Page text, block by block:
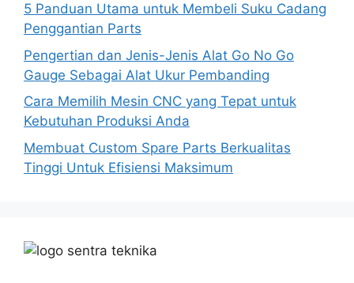
5 Panduan Utama untuk Membeli Suku Cadang
Penggantian Parts
Pengertian dan Jenis-Jenis Alat Go No Go
Gauge Sebagai Alat Ukur Pembanding
Cara Memilih Mesin CNC yang Tepat untuk
Kebutuhan Produksi Anda
Membuat Custom Spare Parts Berkualitas
Tinggi Untuk Efisiensi Maksimum